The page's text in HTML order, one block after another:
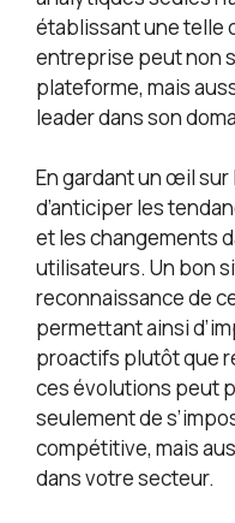
établissant une telle
entreprise peut non
plateforme, mais
leader dans son
En gardant un œil
d’anticiper les
et les changements
utilisateurs. Un bon
reconnaissance de
permettant ainsi
proactifs plutôt que
ces évolutions peut
seulement de
compétitive, mais
dans votre secteur.